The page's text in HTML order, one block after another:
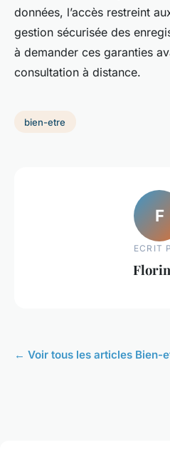
données, l’accès restreint
gestion sécurisée des
à demander ces garanties
consultation à distance.
bien-etre
F
ECRIT
← Voir tous les articles Bien-